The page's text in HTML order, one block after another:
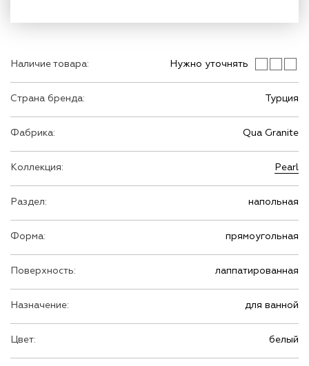
Наличие товара: Нужно уточнять
Страна бренда: Турция
Фабрика: Qua Granite
Коллекция: Pearl
Раздел: напольная
Форма: прямоугольная
Поверхность: лаппатированная
Назначение: для ванной
Цвет: белый